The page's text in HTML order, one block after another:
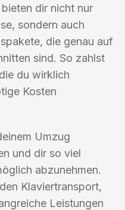
dir nicht nur
sondern auch
die genau auf
sind. So zahlst
du wirklich
Kosten
Umzug
und dir so viel
abzunehmen.
Klaviertransport,
Leistungen